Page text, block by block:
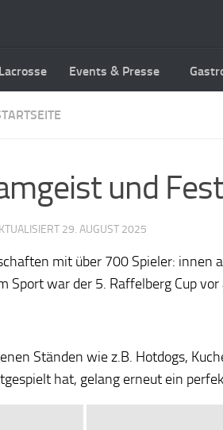
Lacrosse Events & Presse
und
29. AUGUST 2025
mit über 700 Spieler:
Sport war der 5. Raffelberg Cup
Ständen wie z.B. Hotdogs,
hat, gelang erneut ein